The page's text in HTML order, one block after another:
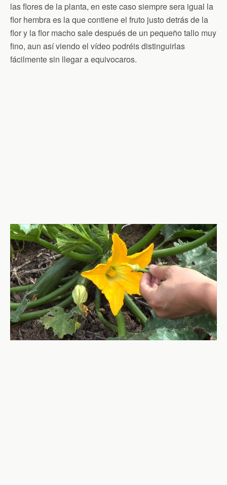
las flores de la planta, en este caso siempre sera igual la
flor hembra es la que contiene el fruto justo detrás de la
flor y la flor macho sale después de un pequeño tallo muy
fino, aun así viendo el vídeo podréis distinguirlas
fácilmente sin llegar a equivocaros.